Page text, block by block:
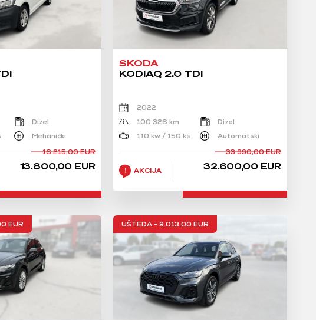
Dizel
Mehanički
16.215,00 EUR
13.800,00 EUR
SKODA
KODIAQ 2.0 TDI
2022
100.326 km
Dizel
110 kw / 150 ks
Automatski
AKCIJA
33.990,00 EUR
32.600,00 EUR
EUR UŠTEDA - 9.013,00 EUR